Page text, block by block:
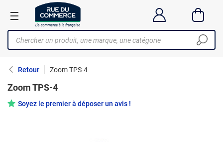
Retour Zoom TPS-4
Zoom TPS-4
Soyez le premier à déposer un avis !